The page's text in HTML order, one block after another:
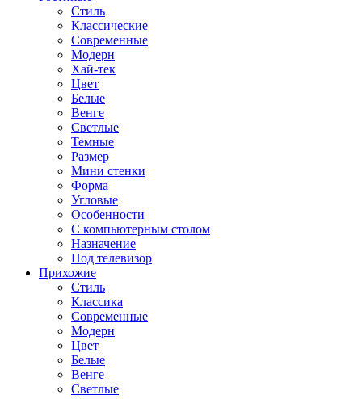
Стиль
Классические
Современные
Модерн
Хай-тек
Цвет
Белые
Венге
Светлые
Темные
Размер
Мини стенки
Форма
Угловые
Особенности
С компьютерным столом
Назначение
Под телевизор
Прихожие
Стиль
Классика
Современные
Модерн
Цвет
Белые
Венге
Светлые